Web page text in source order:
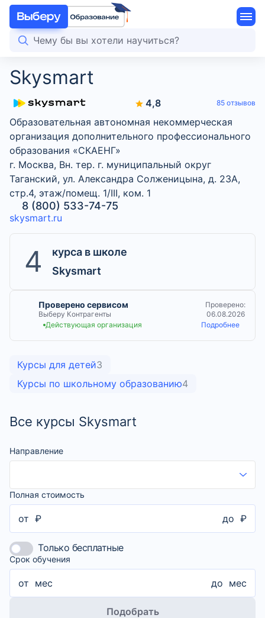
Skysmart
8 (800) 533-74-75
4,8 85 отзывов
Образовательная автономная некоммерческая
организация дополнительного профессионального
образования «СКАЕНГ»
г. Москва, Вн. тер. г. муниципальный округ
Таганский, ул. Александра Солженицына, д. 23А,
стр.4, этаж/помещ. 1/III, ком. 1
skysmart.ru
4
курса в школе
Skysmart
Проверено сервисом
Выберу Контрагенты
Проверено:
06.08.2026
Действующая организация
Подробнее
Курсы для детей3
Курсы по школьному образованию4
Все курсы Skysmart
Направление
Полная стоимость
от ₽ до ₽
Только бесплатные
Срок обучения
от мес до мес
Подобрать